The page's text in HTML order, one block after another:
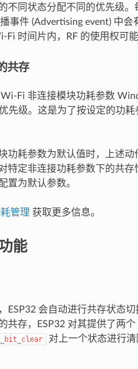
不同状态分配不同的优先级
事件 (Advertising event) 中
Fi 时间片内，RF 的使用权可能
共存
Fi 非连接模块功耗参数
先级。这是为了按设定的功
功耗参数为默认值时，上述
特定非连接功耗参数下的共
置为默认参数。
管理 获取更多信息。
能
ESP32 会自动进行共存状态
共存，ESP32 对其提供了两
对上一个状态进行